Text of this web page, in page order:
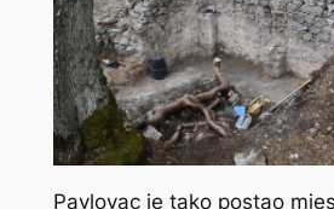
Pavlovac je tako postao